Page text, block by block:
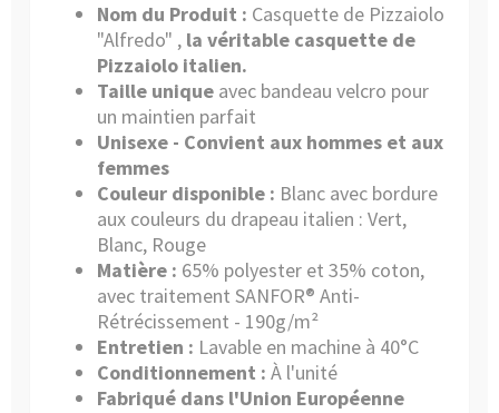
Nom du Produit : Casquette de Pizzaiolo
"Alfredo" , la véritable casquette de
Pizzaiolo italien.
Taille unique avec bandeau velcro pour
un maintien parfait
Unisexe - Convient aux hommes et aux
femmes
Couleur disponible : Blanc avec bordure
aux couleurs du drapeau italien : Vert,
Blanc, Rouge
Matière : 65% polyester et 35% coton,
avec traitement SANFOR® Anti-
Rétrécissement - 190g/m²
Entretien : Lavable en machine à 40°C
Conditionnement : À l'unité
Fabriqué dans l'Union Européenne